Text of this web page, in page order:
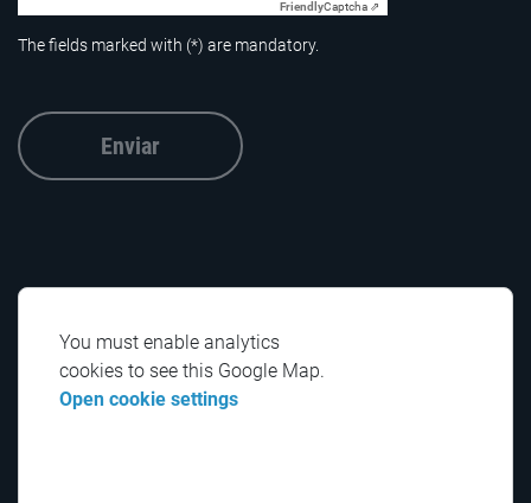
FriendlyCaptcha ⇗
The fields marked with (*) are mandatory.
Enviar
You must enable analytics
cookies to see this Google Map.
Open cookie settings